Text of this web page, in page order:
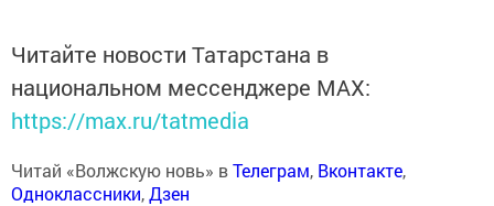
Читайте новости Татарстана в
национальном мессенджере MАХ:
https://max.ru/tatmedia
Читай «Волжскую новь» вТелеграм, Вконтакте,
Одноклассники,Дзен